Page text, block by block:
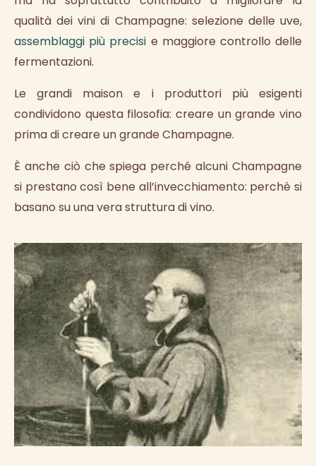
qualità dei vini di Champagne: selezione delle uve,
assemblaggi più precisi e maggiore controllo delle
fermentazioni.
Le grandi maison e i produttori più esigenti
condividono questa filosofia: creare un grande vino
prima di creare un grande Champagne.
È anche ciò che spiega perché alcuni Champagne
si prestano così bene all’invecchiamento: perché si
basano su una vera struttura di vino.